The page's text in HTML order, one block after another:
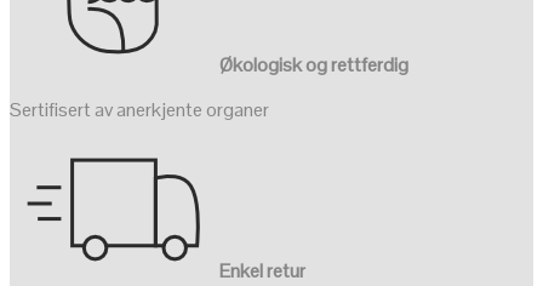
Økologisk og rettferdig
Sertifisert av anerkjente organer
Enkel retur